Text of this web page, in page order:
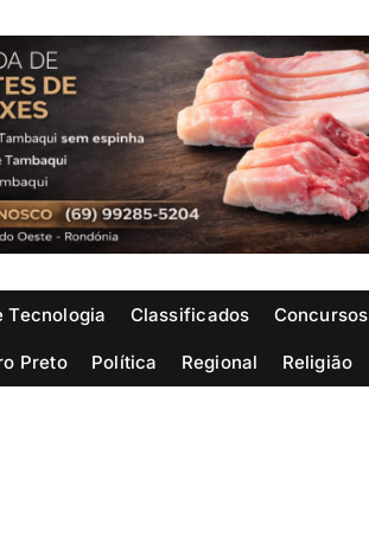
Tecnologia Classificados Concursos
Preto Política Regional Religião